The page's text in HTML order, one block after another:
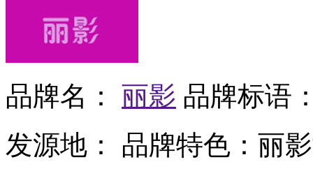
品牌名： 丽影 品牌标语
发源地：
品牌特色： 丽